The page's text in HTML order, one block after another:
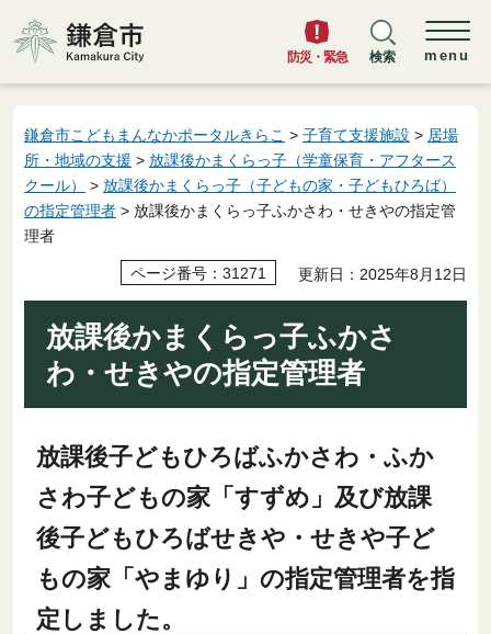
鎌倉市
防災・緊急 検索 menu
鎌倉市こどもまんなかポータルきらこ > 子育て支援施設 > 居場
所・地域の支援 > 放課後かまくらっ子（学童保育・アフタース
クール）
> 放課後かまくらっ子（子どもの家・子どもひろば）
の指定管理者 > 放課後かまくらっ子ふかさわ・せきやの指定管
理者
ページ番号：31271 更新日：2025年8月12日
放課後かまくらっ子ふかさ
わ・せきやの指定管理者
放課後子どもひろばふかさわ・ふか
さわ子どもの家「すずめ」及び放課
後子どもひろばせきや・せきや子ど
もの家「やまゆり」の指定管理者を指
定しました。